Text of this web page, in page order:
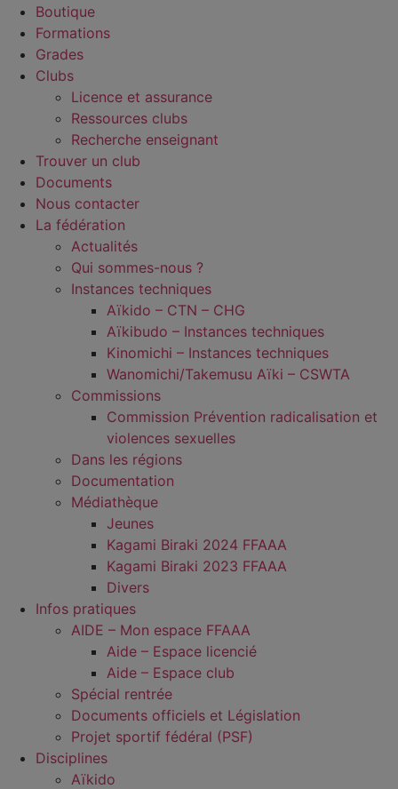
Boutique
Formations
Grades
Clubs
Licence et assurance
Ressources clubs
Recherche enseignant
Trouver un club
Documents
Nous contacter
La fédération
Actualités
Qui sommes-nous ?
Instances techniques
Aïkido – CTN – CHG
Aïkibudo – Instances techniques
Kinomichi – Instances techniques
Wanomichi/Takemusu Aïki – CSWTA
Commissions
Commission Prévention radicalisation et
violences sexuelles
Dans les régions
Documentation
Médiathèque
Jeunes
Kagami Biraki 2024 FFAAA
Kagami Biraki 2023 FFAAA
Divers
Infos pratiques
AIDE – Mon espace FFAAA
Aide – Espace licencié
Aide – Espace club
Spécial rentrée
Documents officiels et Législation
Projet sportif fédéral (PSF)
Disciplines
Aïkido